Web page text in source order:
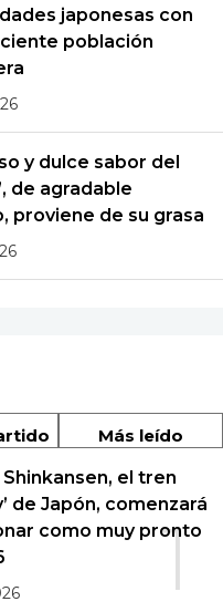
japonesas con
población
y dulce sabor del
de agradable
proviene de su grasa
Más leído
1
Shinkansen, el tren
de Japón, comenzará
como muy pronto